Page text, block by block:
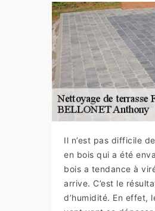
Il n’est pas difficile
en bois qui a été
bois a tendance à
arrive. C’est le
d’humidité. En effet,